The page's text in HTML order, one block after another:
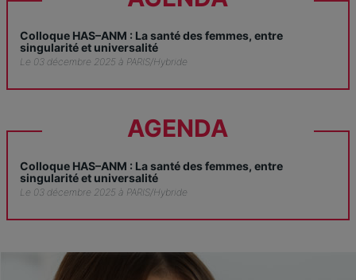
Colloque HAS–ANM : La santé des femmes, entre
singularité et universalité
Le 03 décembre 2025 à PARIS/Hybride
AGENDA
Colloque HAS–ANM : La santé des femmes, entre
singularité et universalité
Le 03 décembre 2025 à PARIS/Hybride